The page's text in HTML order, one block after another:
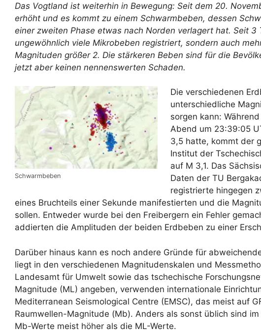
Das Vogtland ist weiterhin in Bewegung: Seit dem 20.
erhöht und es kommt zu einem Schwarmbeben, dessen
einer zweiten Phase etwas nach Norden verlagert hat. Seit 3
ungewöhnlich viele Mikrobeben registriert, sondern auch
Magnituden größer 2. Die stärkeren Beben sind für die
jetzt aber keinen nennenswerten Schaden.
Schwarmbeben
Die verschiedenen
unterschiedliche
sorgen kann:
Abend um 23:39:05
3,5 hatte, kommt der
Institut der
auf M 3,1. Das
Daten der TU
registrierte hingegen
eines Bruchteils einer Sekunde manifestierten und die
sollen. Entweder wurde bei den Freibergern ein Fehler
addierten die Amplituden der beiden Erdbeben zu einer
Darüber hinaus kann es noch andere Gründe für
liegt in den verschiedenen Magnitudenskalen und
Landesamt für Umwelt sowie das tschechische
Magnitude (ML) angeben, verwenden internationale
Mediterranean Seismological Centre (EMSC), das meist auf
Raumwellen-Magnitude (Mb). Anders als sonst üblich sind
Mb-Werte meist höher als die ML-Werte.